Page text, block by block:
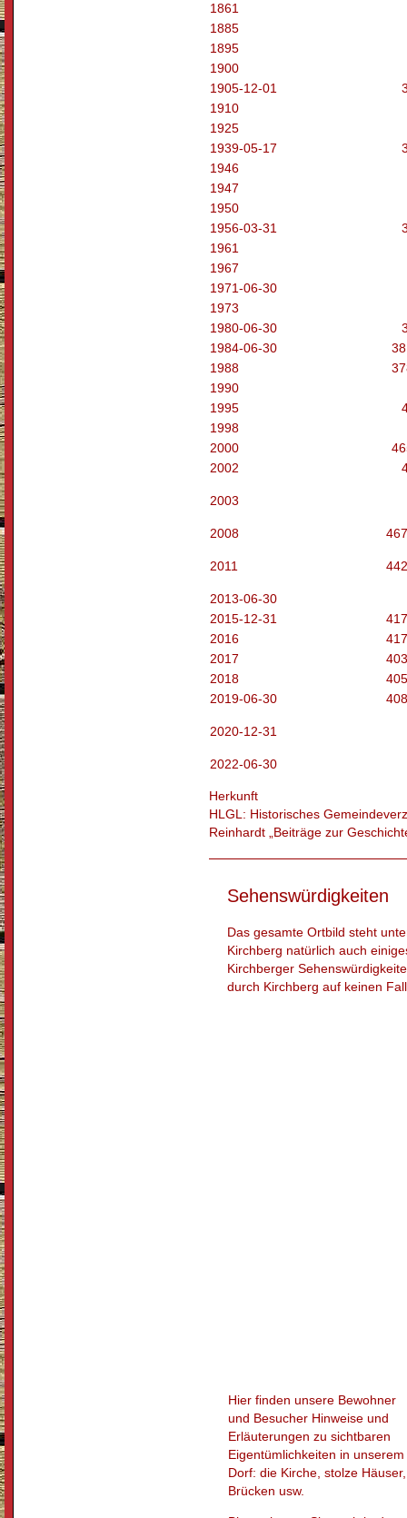
1861
1885
1895
1900
1905-12-01
1910
1925
1939-05-17
1946
1947
1950
1956-03-31
1961
1967
1971-06-30
1973
1980-06-30
1984-06-30
1988
1990
1995
1998
2000
2002
2003
2008 467
2011
2013-06-30
2015-12-31
2016
2017
2018
2019-06-30
408
2020-12-31
2022-06-30
Herkunft
HLGL: Historisches
Reinhardt „Beiträge zur
Sehenswürdigkeiten
Das gesamte Ortbild steht
Kirchberg natürlich auch
Kirchberger
durch Kirchberg auf keinen
Hier finden unsere Bewohner
und Besucher Hinweise und
Erläuterungen zu sichtbaren
Eigentümlichkeiten in unserem
Dorf: die Kirche, stolze Häuser,
Brücken usw.